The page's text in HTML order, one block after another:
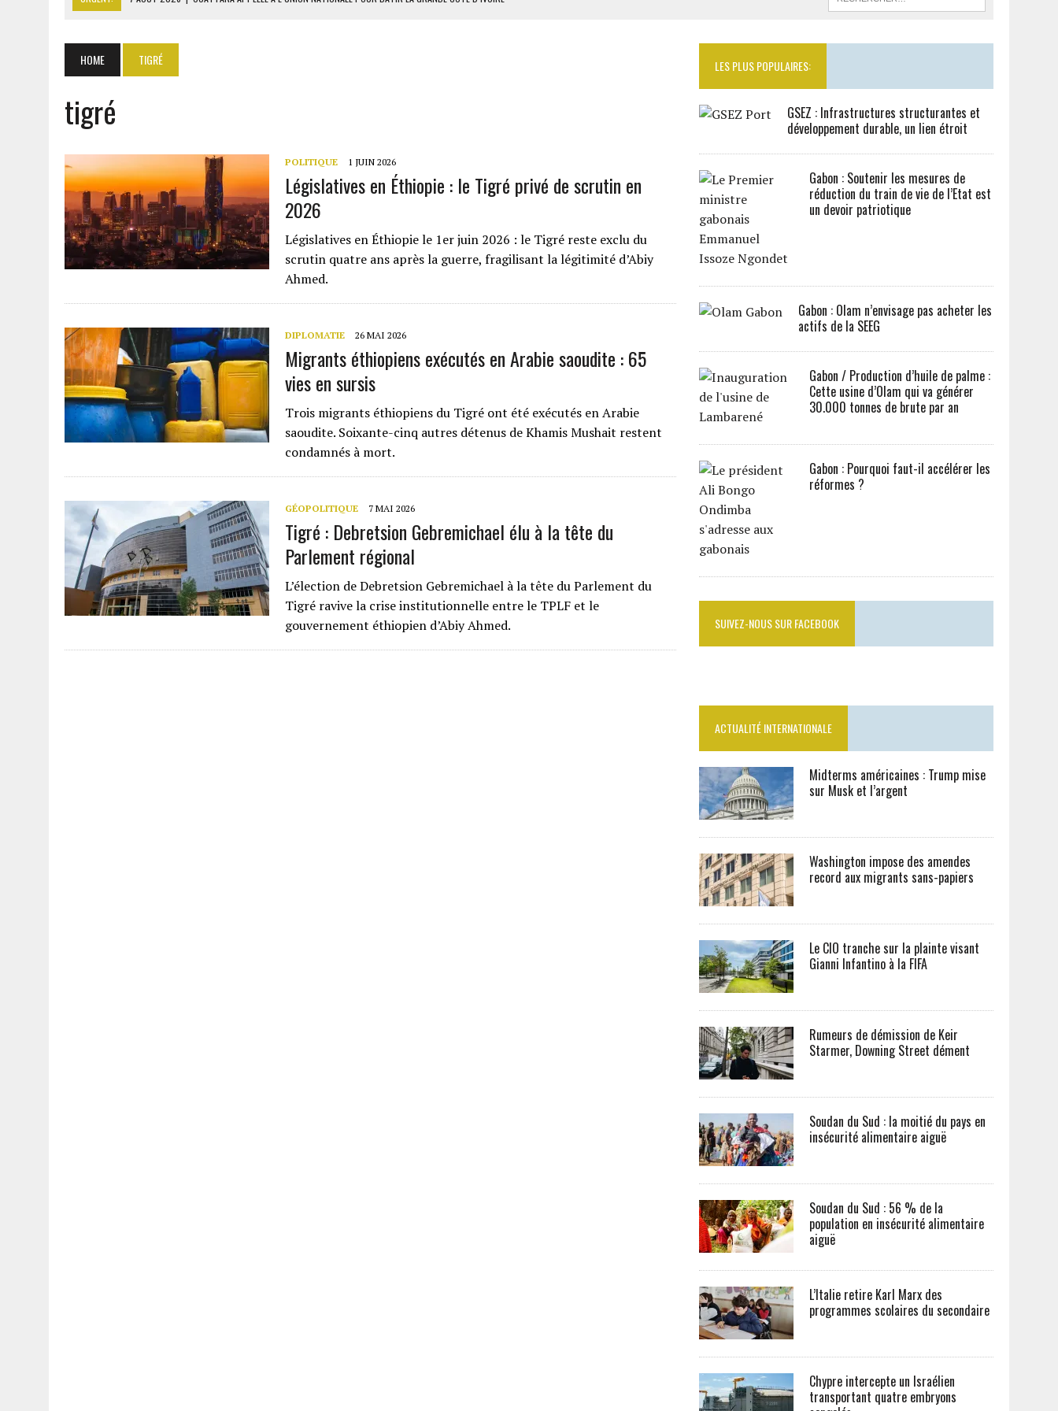
SÉNÉGAL : THIERNO ALASSANE SALL ACCUSE PASTEF DE DUPLICITÉ SUR L’ASER
7 AOÛT 2026 | LE PREMIER MINISTRE GUINÉEN SALUE LE MODÈLE IVOIRIEN DE DÉVELOPPEMENT
7 AOÛT 2026
HOME TIGRÉ
tigré
POLITIQUE 1 JUIN 2026
Législatives en Éthiopie : le Tigré privé de scrutin en
2026
Législatives en Éthiopie le 1er juin 2026 : le Tigré reste exclu du
scrutin quatre ans après la guerre, fragilisant la légitimité d’Abiy
Ahmed.
DIPLOMATIE 26 MAI 2026
Migrants éthiopiens exécutés en Arabie saoudite : 65
vies en sursis
Trois migrants éthiopiens du Tigré ont été exécutés en Arabie
saoudite. Soixante-cinq autres détenus de Khamis Mushait restent
condamnés à mort.
GÉOPOLITIQUE 7 MAI 2026
Tigré : Debretsion Gebremichael élu à la tête du
Parlement régional
L’élection de Debretsion Gebremichael à la tête du Parlement du
Tigré ravive la crise institutionnelle entre le TPLF et le
gouvernement éthiopien d’Abiy Ahmed.
LES PLUS POPULAIRES:
GSEZ : Infrastructures structurantes et
développement durable, un lien étroit
Gabon : Soutenir les mesures de
réduction du train de vie de l’Etat est
un devoir patriotique
Gabon : Olam n’envisage pas acheter les
actifs de la SEEG
Gabon / Production d’huile de palme :
Cette usine d’Olam qui va générer
30.000 tonnes de brute par an
Gabon : Pourquoi faut-il accélérer les
réformes ?
SUIVEZ-NOUS SUR FACEBOOK
ACTUALITÉ INTERNATIONALE
Midterms américaines : Trump mise
sur Musk et l’argent
Washington impose des amendes
record aux migrants sans-papiers
Le CIO tranche sur la plainte visant
Gianni Infantino à la FIFA
Rumeurs de démission de Keir
Starmer, Downing Street dément
Soudan du Sud : la moitié du pays en
insécurité alimentaire aiguë
Soudan du Sud : 56 % de la
population en insécurité alimentaire
aiguë
L’Italie retire Karl Marx des
programmes scolaires du secondaire
Chypre intercepte un Israélien
transportant quatre embryons